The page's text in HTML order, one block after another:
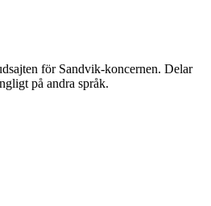
för Sandvik-koncernen. Delar
på andra språk.